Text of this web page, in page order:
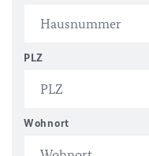
PLZ
Wohnort